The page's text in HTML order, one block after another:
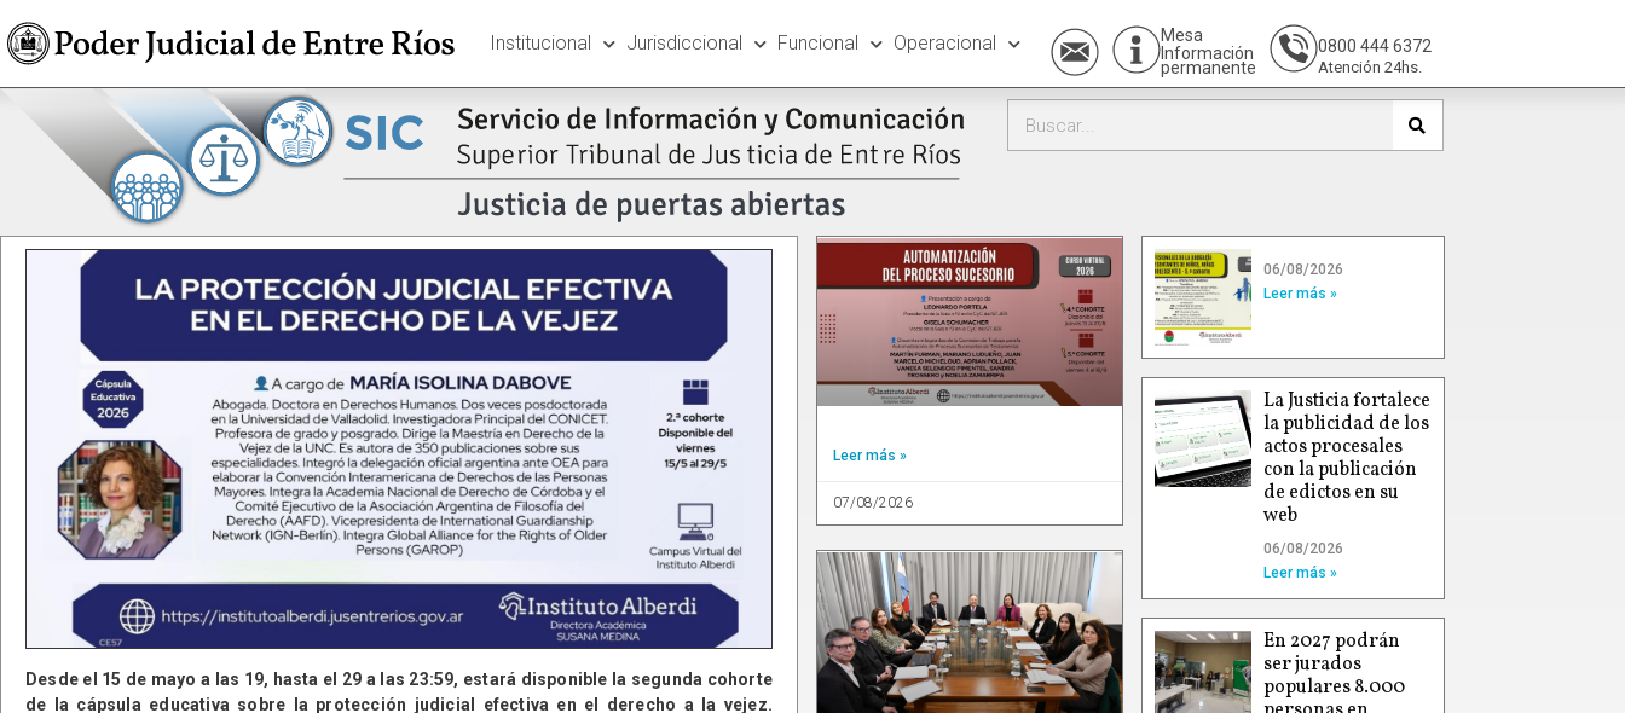
Institucional Jurisdiccional Funcional Operacional
Mesa
Información
permanente
0800 444 6372
Atención 24hs.
Desde el 15 de mayo a las 19, hasta el 29 a las 23:59, estará disponible la segunda cohorte
de la cápsula educativa sobre la protección judicial efectiva en el derecho a la vejez.
Leer más »
07/08/2026
06/08/2026
Leer más »
La Justicia fortalece
la publicidad de los
actos procesales
con la publicación
de edictos en su
web
06/08/2026
Leer más »
En 2027 podrán
ser jurados
populares 8.000